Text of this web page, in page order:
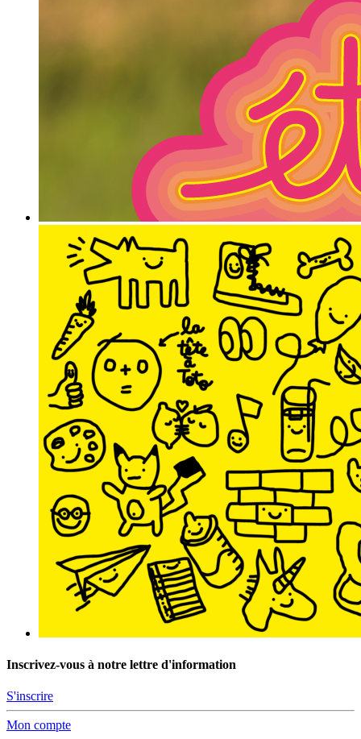
Inscrivez-vous à notre lettre d'information
S'inscrire
Mon compte